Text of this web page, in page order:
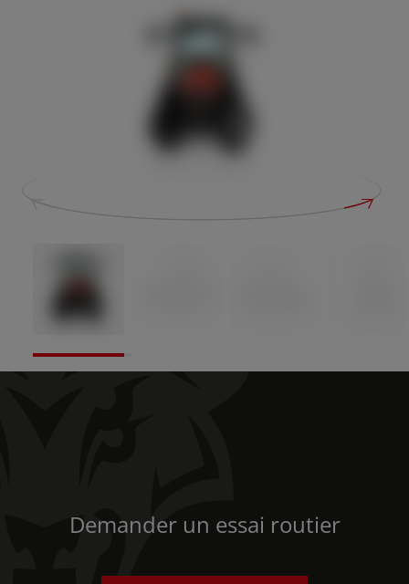
Demander un essai routier